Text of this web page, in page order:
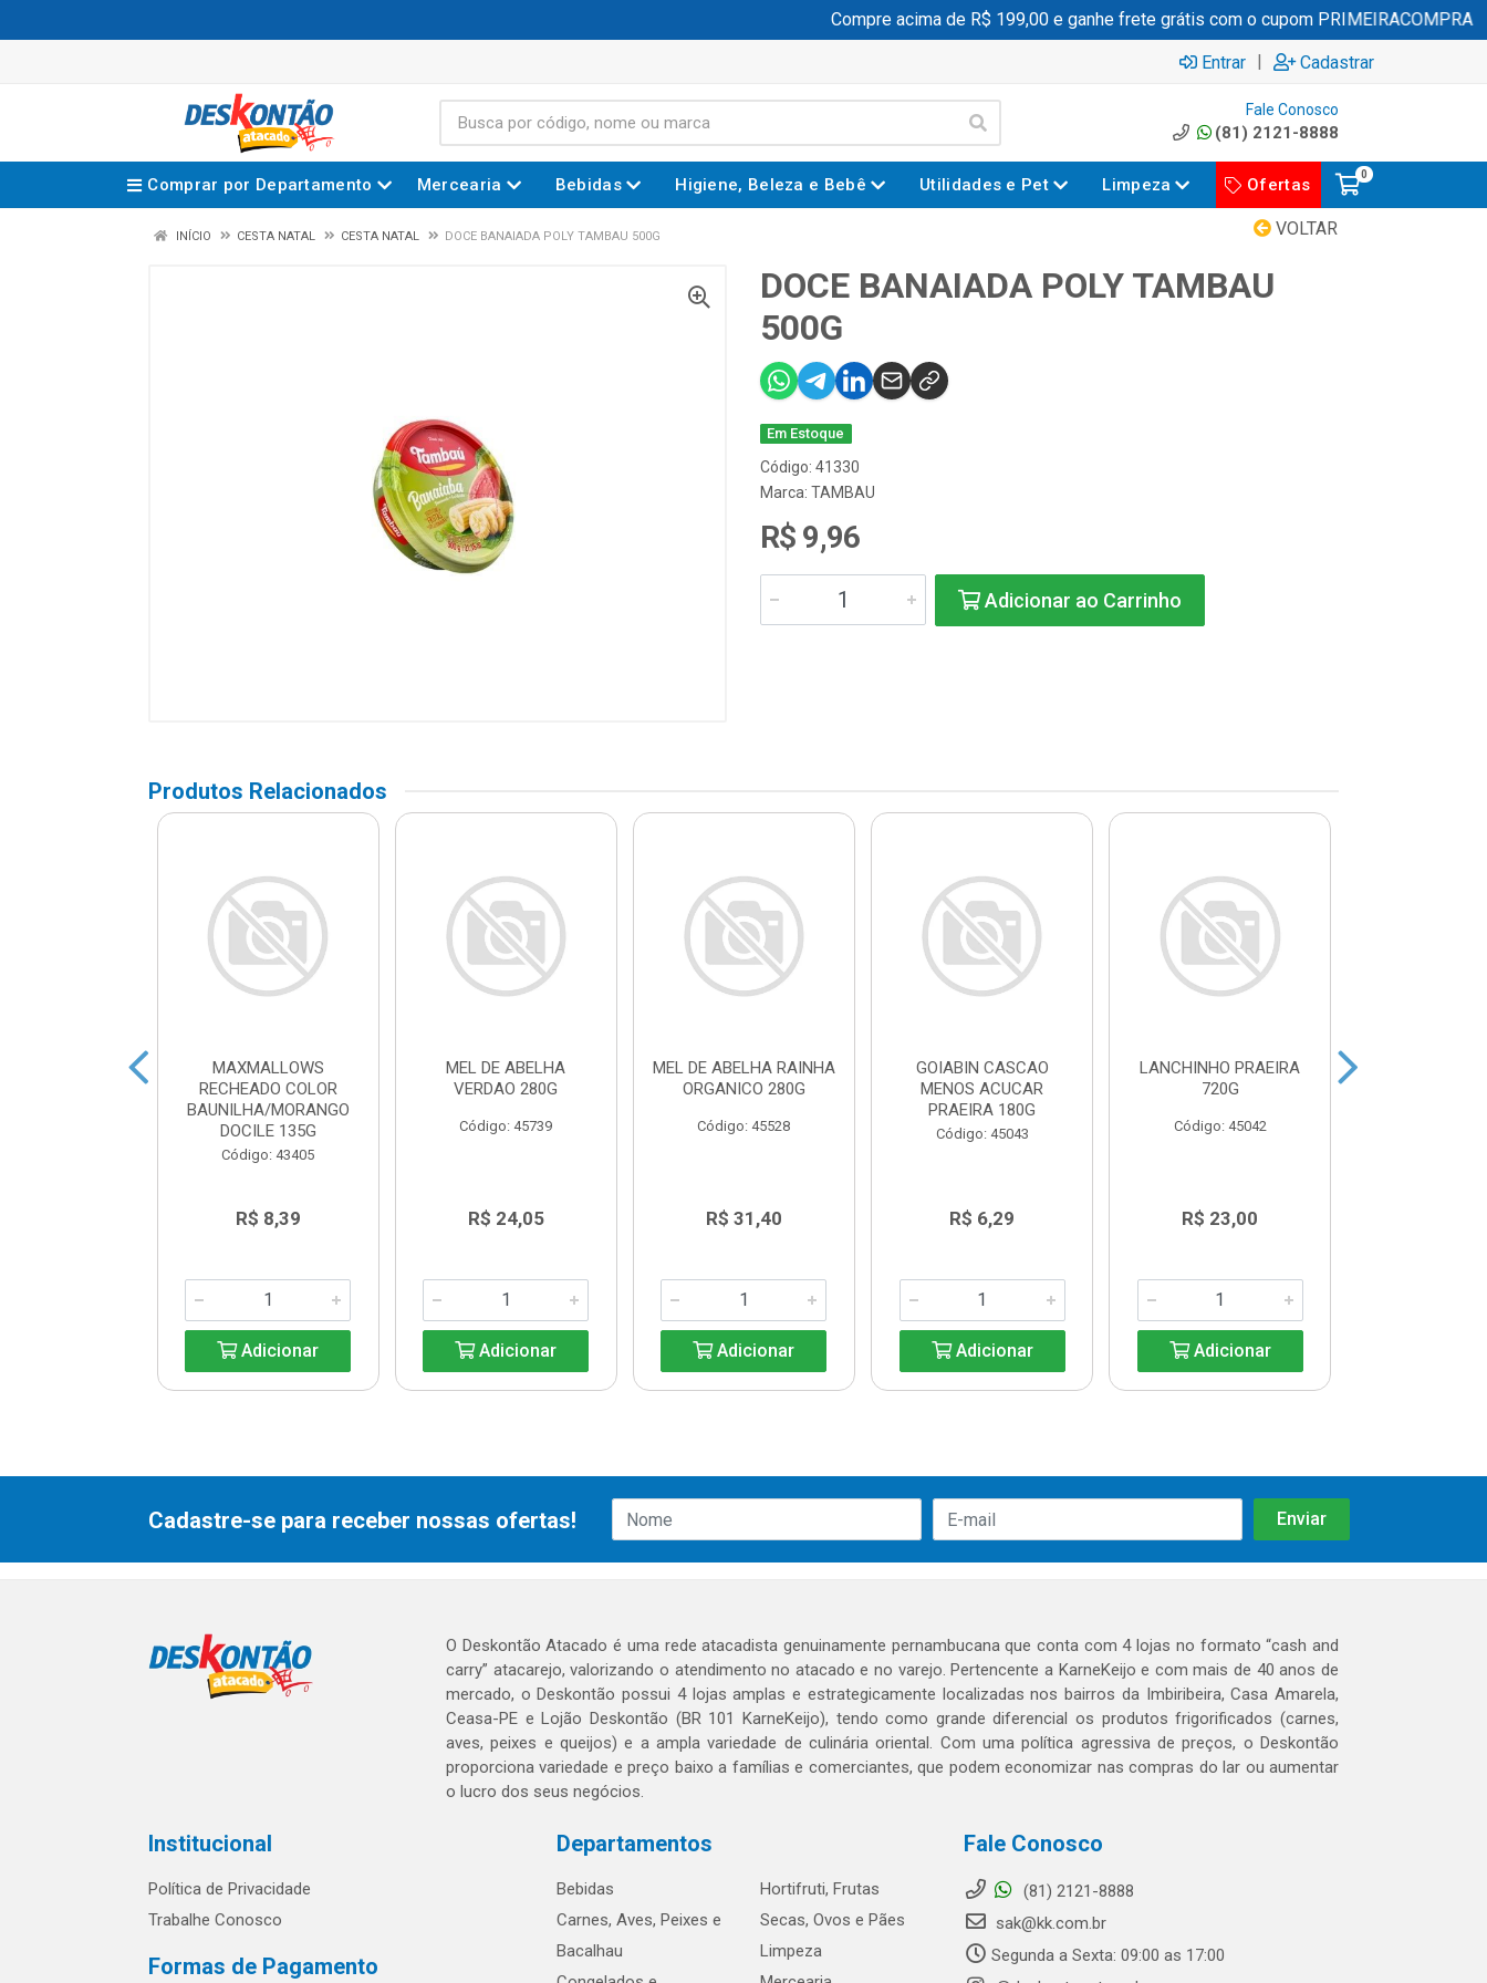
Compre acima de R$ 199,00 e ganhe frete grátis com o cupom PRIMEIRACOMPRA
Entrar | Cadastrar
Fale Conosco
(81) 2121-8888
Comprar por Departamento Mercearia Bebidas Higiene, Beleza e Bebê Utilidades e Pet Limpeza Ofertas
0
VOLTAR
INÍCIO CESTA NATAL CESTA NATAL DOCE BANAIADA POLY TAMBAU 500G
DOCE BANAIADA POLY TAMBAU
500G
Em Estoque
Código: 41330
Marca: TAMBAU
R$ 9,96
Adicionar ao Carrinho
Produtos Relacionados
MAXMALLOWS
RECHEADO COLOR
BAUNILHA/MORANGO
DOCILE 135G
Código: 43405
R$ 8,39
Adicionar
MEL DE ABELHA
VERDAO 280G
Código: 45739
R$ 24,05
Adicionar
MEL DE ABELHA RAINHA
ORGANICO 280G
Código: 45528
R$ 31,40
Adicionar
GOIABIN CASCAO
MENOS ACUCAR
PRAEIRA 180G
Código: 45043
R$ 6,29
Adicionar
LANCHINHO PRAEIRA
720G
Código: 45042
R$ 23,00
Adicionar
Cadastre-se para receber nossas ofertas!
O Deskontão Atacado é uma rede atacadista genuinamente pernambucana que conta com 4 lojas no formato “cash and
carry” atacarejo, valorizando o atendimento no atacado e no varejo. Pertencente a KarneKeijo e com mais de 40 anos de
mercado, o Deskontão possui 4 lojas amplas e estrategicamente localizadas nos bairros da Imbiribeira, Casa Amarela,
Ceasa-PE e Lojão Deskontão (BR 101 KarneKeijo), tendo como grande diferencial os produtos frigorificados (carnes,
aves, peixes e queijos) e a ampla variedade de culinária oriental. Com uma política agressiva de preços, o Deskontão
proporciona variedade e preço baixo a famílias e comerciantes, que podem economizar nas compras do lar ou aumentar
o lucro dos seus negócios.
Institucional
Política de Privacidade
Trabalhe Conosco
Formas de Pagamento
Departamentos
Bebidas
Carnes, Aves, Peixes e
Bacalhau
Hortifruti, Frutas
Secas, Ovos e Pães
Limpeza
Fale Conosco
(81) 2121-8888
sak@kk.com.br
Segunda a Sexta: 09:00 as 17:00